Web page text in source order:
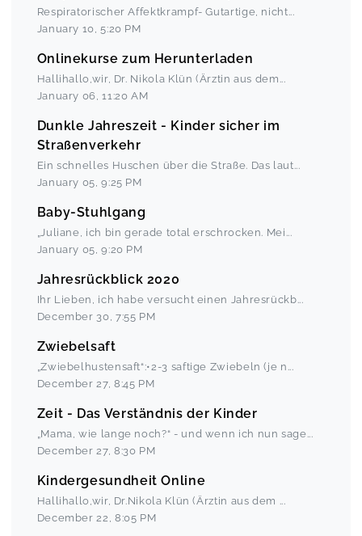
Respiratorischer Affektkrampf- Gutartige, nicht...
January 10 ,5:20 PM
Onlinekurse zum Herunterladen
Hallihallo,wir, Dr. Nikola Klün (Ärztin aus dem ...
January 06 ,11:20 AM
Dunkle Jahreszeit - Kinder sicher im
Straßenverkehr
Ein schnelles Huschen über die Straße. Das laut...
January 05 ,9:25 PM
Baby-Stuhlgang
„Juliane, ich bin gerade total erschrocken. Mei ...
January 05 ,9:20 PM
Jahresrückblick 2020
Ihr Lieben, ich habe versucht einen Jahresrückb...
December 30 7:55 PM
Zwiebelsaft
„Zwiebelhustensaft“:•2-3 saftige Zwiebeln (je n ...
December 27, 8:45 PM
Zeit - Das Verständnis der Kinder
„Mama, wie lange noch?“ - und wenn ich nun sage...
December 27, 8:30 PM
Kindergesundheit Online
Hallihallo,wir, Dr.Nikola Klün (Ärztin aus dem ...
December 22 8:05 PM